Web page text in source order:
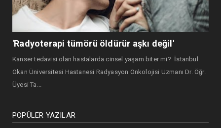
'Radyoterapi tümörü öldürür aşkı değil'
Kanser tedavisi olan hastalarda cinsel yaşam biter mi? İstanbul
Okan Üniversitesi Hastanesi Radyasyon Onkolojisi Uzmanı Dr. Öğr.
Üyesi Ta...
POPÜLER YAZILAR